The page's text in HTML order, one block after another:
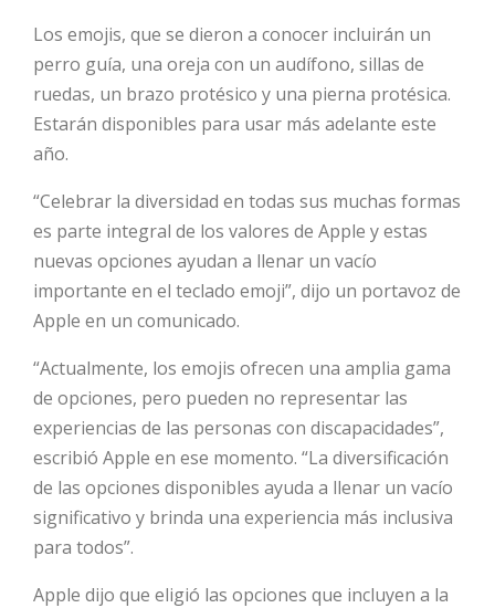
HOT
HOT
HOT
HOT
Los emojis, que se dieron a conocer incluirán un
perro guía, una oreja con un audífono, sillas de
ruedas, un brazo protésico y una pierna protésica.
Estarán disponibles para usar más adelante este
año.
“Celebrar la diversidad en todas sus muchas formas
es parte integral de los valores de Apple y estas
nuevas opciones ayudan a llenar un vacío
importante en el teclado emoji”, dijo un portavoz de
Apple en un comunicado.
“Actualmente, los emojis ofrecen una amplia gama
de opciones, pero pueden no representar las
experiencias de las personas con discapacidades”,
escribió Apple en ese momento. “La diversificación
de las opciones disponibles ayuda a llenar un vacío
significativo y brinda una experiencia más inclusiva
para todos”.
Apple dijo que eligió las opciones que incluyen a la